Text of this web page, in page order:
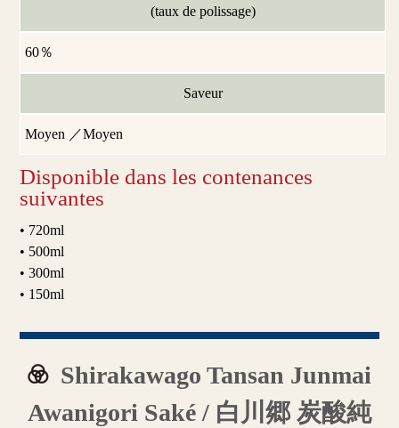
(taux de polissage)
60％
Saveur
Moyen ／Moyen
Disponible dans les contenances
suivantes
• 720ml
• 500ml
• 300ml
• 150ml
Shirakawago Tansan Junmai
Awanigori Saké / 白川郷 炭酸純